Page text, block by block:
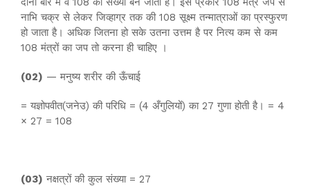
नाभि चक्र से लेकर जिव्हाग्र तक की 108 सूक्ष्म तन्मात्राओं का प्रस्फुरण
हो जाता है। अधिक जितना हो सके उतना उत्तम है पर नित्य कम से कम
108 मंत्रों का जप तो करना ही चाहिए ।
(02) — मनुष्य शरीर की ऊँचाई
= यज्ञोपवीत(जनेउ) की परिधि = (4 अँगुलियों) का 27 गुणा होती है। = 4
× 27 = 108
(03) नक्षत्रों की कुल संख्या = 27